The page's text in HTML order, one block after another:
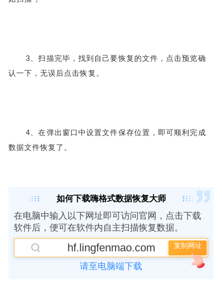
3、扫描完毕，找到自己要恢复的文件，点击预览确
认一下，无误后点击恢复。
4、在弹出窗口中设置文件保存位置，即可顺利完成
数据文件恢复了。
如何下载嗨格式数据恢复大师
在电脑中输入以下网址即可访问官网，点击下载
软件后，便可在软件内自主扫描恢复数据。
hf.lingfenmao.com 复制网址
请至电脑端下载